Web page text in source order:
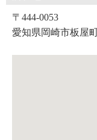
〒444-0053
愛知県岡崎市板屋